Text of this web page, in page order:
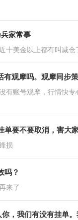
家常事
十美金以上都有叫减
观摩吗。观摩同步
有账号观摩，行情快
要不要取消，害大
损
吗？
来了
，我们有没有挂单